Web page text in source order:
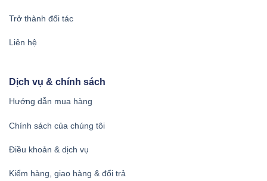
Trở thành đối tác
Liên hệ
Dịch vụ & chính sách
Hướng dẫn mua hàng
Chính sách của chúng tôi
Điều khoản & dịch vụ
Kiểm hàng, giao hàng & đổi trả